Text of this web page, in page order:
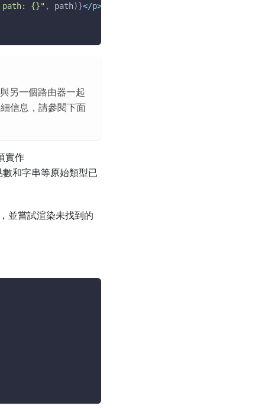
path: {}" , path)}</p>
另一個路由器一起
信息，請參閱下面
實作
和字串等原始類型已
並嘗試渲染未找到的